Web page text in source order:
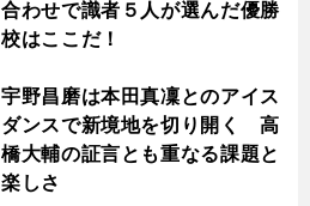
合わせで識者５人が選んだ優勝
校はここだ！
宇野昌磨は本田真凜とのアイス
ダンスで新境地を切り開く 高
橋大輔の証言とも重なる課題と
楽しさ